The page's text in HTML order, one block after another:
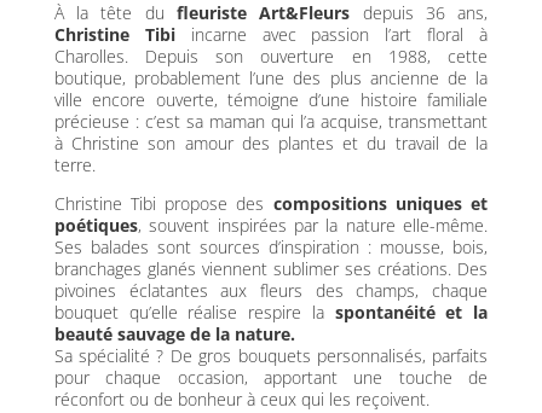
À la tête du fleuriste Art&Fleurs depuis 36 ans,
Christine Tibiincarne avec passion l’art floral à
Charolles. Depuis son ouverture en 1988, cette
boutique, probablement l’une des plus ancienne de la
ville encore ouverte, témoigne d’une histoire familiale
précieuse : c’est sa maman qui l’a acquise, transmettant
à Christine son amour des plantes et du travail de la
terre.
Christine Tibi propose des compositions uniques et
poétiques, souvent inspirées par la nature elle-même.
Ses balades sont sources d’inspiration : mousse, bois,
branchages glanés viennent sublimer ses créations. Des
pivoines éclatantes aux fleurs des champs, chaque
bouquet qu’elle réalise respire la spontanéité et la
beauté sauvage de la nature.
Sa spécialité ? De gros bouquets personnalisés, parfaits
pour chaque occasion, apportant une touche de
réconfort ou de bonheur à ceux qui les reçoivent.